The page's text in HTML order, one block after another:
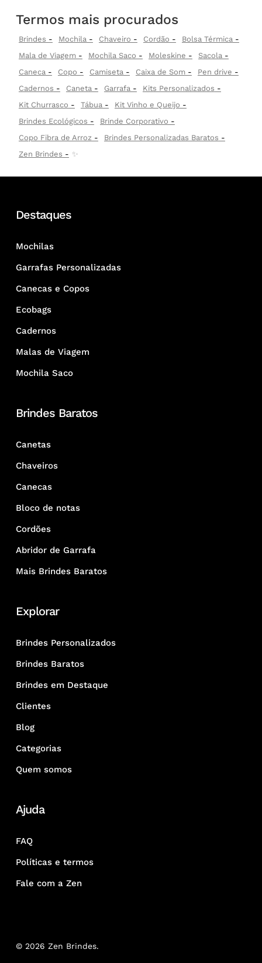
Termos mais procurados
Brindes Mochila Chaveiro Cordão
Bolsa Térmica
Mala de Viagem
Mochila Saco Moleskine
Sacola
Caneca
Copo Camiseta Caixa de Som
Pen drive
Cadernos
Caneta Garrafa
Kits Personalizados
Kit Churrasco
Tábua
Kit Vinho e Queijo
Brindes Ecológicos
Brinde Corporativo
Copo Fibra de Arroz
Brindes Personalizadas Baratos
Zen Brindes
✨
Destaques
Mochilas
Garrafas Personalizadas
Canecas e Copos
Ecobags
Cadernos
Malas de Viagem
Mochila Saco
Brindes Baratos
Canetas
Chaveiros
Canecas
Bloco de notas
Cordões
Abridor de Garrafa
Mais Brindes Baratos
Explorar
Brindes Personalizados
Brindes Baratos
Brindes em Destaque
Clientes
Blog
Categorias
Quem somos
Ajuda
FAQ
Políticas e termos
Fale com a Zen
© 2026 Zen Brindes.